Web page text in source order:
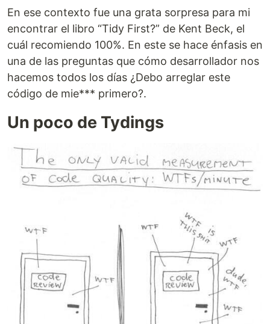
En ese contexto fue una grata sorpresa para mi
encontrar el libro “Tidy First?” de Kent Beck, el
cuál recomiendo 100%. En este se hace énfasis en
una de las preguntas que cómo desarrollador nos
hacemos todos los días ¿Debo arreglar este
código de mie*** primero?.
Un poco de Tydings